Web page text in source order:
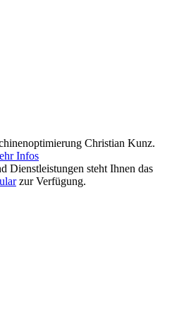
Christian Kunz.
Infos
Dienstleistungen steht Ihnen das
zur Verfügung.